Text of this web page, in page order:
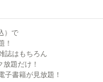
）で
！
誌はもちろん
題だけ！
子書籍が見放題！